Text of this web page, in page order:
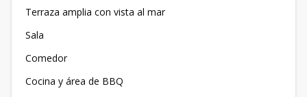
Terraza amplia con vista al mar
Sala
Comedor
Cocina y área de BBQ